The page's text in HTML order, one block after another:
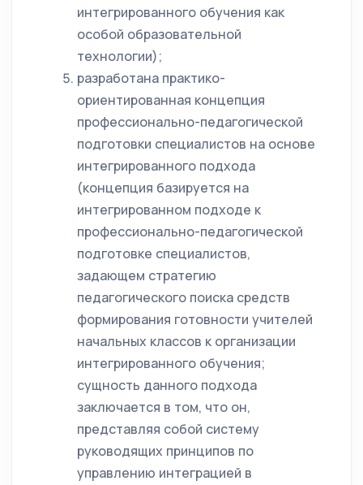
интегрированного обучения как
особой образовательной
технологии);
разработана практико-
ориентированная концепция
профессионально-педагогической
подготовки специалистов на основе
интегрированного подхода
(концепция базируется на
интегрированном подходе к
профессионально-педагогической
подготовке специалистов,
задающем стратегию
педагогического поиска средств
формирования готовности учителей
начальных классов к организации
интегрированного обучения;
сущность данного подхода
заключается в том, что он,
представляя собой систему
руководящих принципов по
управлению интеграцией в